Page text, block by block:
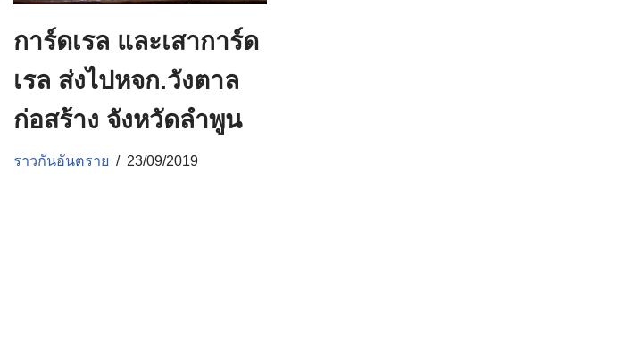
การ์ดเรล และเสาการ์ด
เรล ส่งไปหจก.วังตาล
ก่อสร้าง จังหวัดลำพูน
ราวกันอันตราย 23/09/2019